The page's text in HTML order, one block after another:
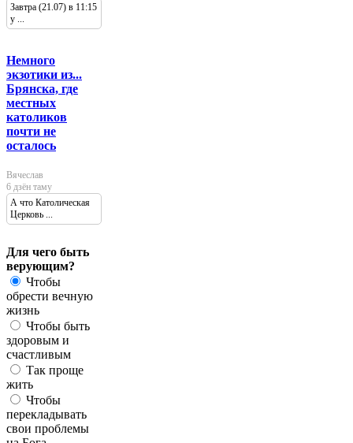
Завтра (21.07) в 11:15
у ...
Немного
экзотики из...
Брянска, где
местных
католиков
почти не
осталось
Вячеслав
6 дзён таму
А что Католическая
Церковь ...
Для чего быть
верующим?
Чтобы
обрести вечную
жизнь
Чтобы быть
здоровым и
счастливым
Так проще
жить
Чтобы
перекладывать
свои проблемы